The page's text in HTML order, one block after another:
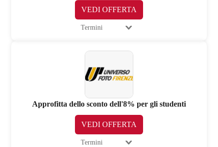
VEDI OFFERTA
Termini
Approfitta dello sconto dell'8% per gli studenti
VEDI OFFERTA
Termini